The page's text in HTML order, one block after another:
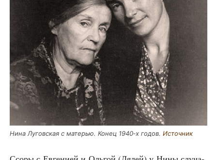
Нина Лугов­ская с мате­рью. Конец 1940‑х годов. Источ­ник